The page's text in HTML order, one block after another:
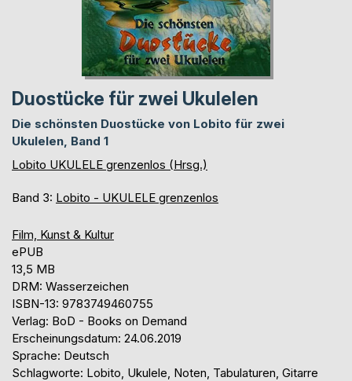
Duostücke für zwei Ukulelen
Die schönsten Duostücke von Lobito für zwei
Ukulelen, Band 1
Lobito UKULELE grenzenlos (Hrsg.)
Band 3: Lobito - UKULELE grenzenlos
Film, Kunst & Kultur
ePUB
13,5 MB
DRM: Wasserzeichen
ISBN-13: 9783749460755
Verlag: BoD - Books on Demand
Erscheinungsdatum: 24.06.2019
Sprache: Deutsch
Schlagworte: Lobito, Ukulele, Noten, Tabulaturen, Gitarre